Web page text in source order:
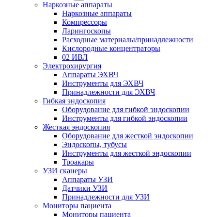
Наркозные аппараты
Наркозные аппараты
Компрессоры
Ларингоскопы
Расходные материалы/принадлежности
Кислородные концентраторы
02 ИВЛ
Электрохирургия
Аппараты ЭХВЧ
Инструменты для ЭХВЧ
Принадлежности для ЭХВЧ
Гибкая эндоскопия
Оборудование для гибкой эндоскопии
Инструменты для гибкой эндоскопии
Жесткая эндоскопия
Оборудование для жесткой эндоскопии
Эндоскопы, тубусы
Инструменты для жесткой эндоскопии
Троакары
УЗИ сканеры
Аппараты УЗИ
Датчики УЗИ
Принадлежности для УЗИ
Мониторы пациента
Мониторы пациента